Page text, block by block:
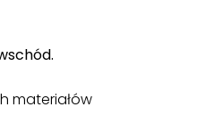
materiałów